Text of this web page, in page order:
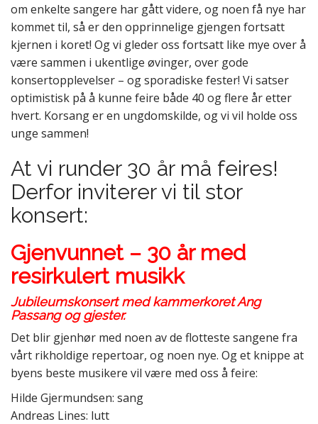
om enkelte sangere har gått videre, og noen få nye har
kommet til, så er den opprinnelige gjengen fortsatt
kjernen i koret! Og vi gleder oss fortsatt like mye over å
være sammen i ukentlige øvinger, over gode
konsertopplevelser – og sporadiske fester! Vi satser
optimistisk på å kunne feire både 40 og flere år etter
hvert. Korsang er en ungdomskilde, og vi vil holde oss
unge sammen!
At vi runder 30 år må feires!
Derfor inviterer vi til stor
konsert:
Gjenvunnet – 30 år med
resirkulert musikk
Jubileumskonsert med kammerkoret Ang
Passang og gjester.
Det blir gjenhør med noen av de flotteste sangene fra
vårt rikholdige repertoar, og noen nye. Og et knippe at
byens beste musikere vil være med oss å feire:
Hilde Gjermundsen: sang
Andreas Lines: lutt